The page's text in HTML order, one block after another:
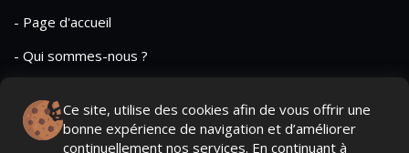
Ce site, utilise des cookies afin de vous offrir une
bonne expérience de navigation et d’améliorer
continuellement nos services. En continuant à
- Page d'accueil
- Qui sommes-nous ?
- Conditions générales